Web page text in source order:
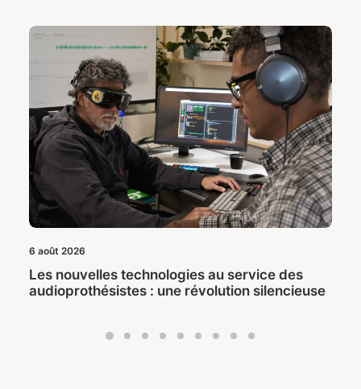
6 août 2026
Les nouvelles technologies au service des
audioprothésistes : une révolution silencieuse